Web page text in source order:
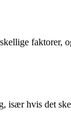
faktorer,
især hvis det